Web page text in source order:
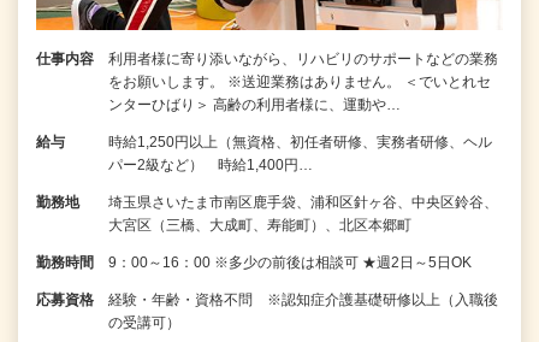
仕事内容
利用者様に寄り添いながら、リハビリのサポートなどの業務
をお願いします。 ※送迎業務はありません。 ＜でいとれセ
ンターひばり＞ 高齢の利用者様に、運動や…
給与
時給1,250円以上（無資格、初任者研修、実務者研修、ヘル
パー2級など） 時給1,400円…
勤務地
埼玉県さいたま市南区鹿手袋、浦和区針ヶ谷、中央区鈴谷、
大宮区（三橋、大成町、寿能町）、北区本郷町
勤務時間 9：00～16：00 ※多少の前後は相談可 ★週2日～5日OK
応募資格
経験・年齢・資格不問 ※認知症介護基礎研修以上（入職後
の受講可）